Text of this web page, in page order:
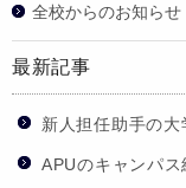
全校からのお知らせ
最新記事
新人担任助手の
APUのキャンパス